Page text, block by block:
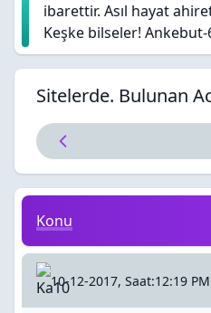
ibarettir. Asıl hayat
Keşke bilseler! Ankebut-
Sitelerde. Bulunan
Sitelerde. Bulunan Aciklar
Konu
10-12-2017, Saat:12:19 PM